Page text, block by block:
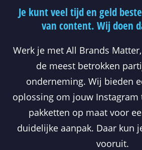
Je kunt veel tijd en geld
van content. Wij doen
Werk je met All Brands
de meest betrokken
onderneming. Wij bieden
oplossing om jouw Instagram
pakketten op maat voor
duidelijke aanpak. Daar kun
vooruit.